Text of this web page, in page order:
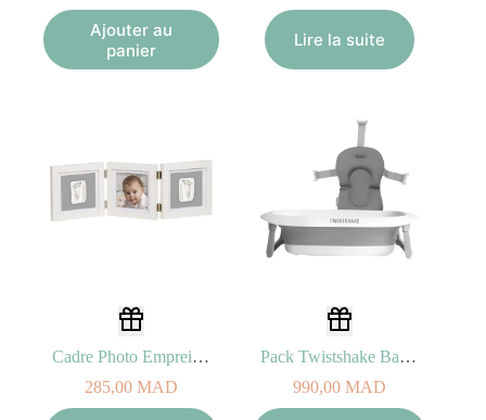
Ajouter au
panier
Lire la suite
Cadre Photo Empreinte Eurekakids 0M+
285,00 MAD
Pack Twistshake Baignoire Pliable pour Bébé avec Coussin 0M+
990,00 MAD